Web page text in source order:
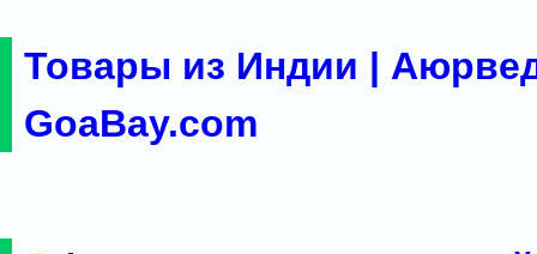
Товары из Индии |
GoaBay.com